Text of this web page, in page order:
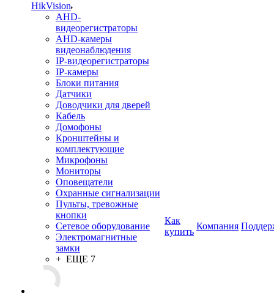
HikVision
AHD-
видеорегистраторы
AHD-камеры
видеонаблюдения
IP-видеорегистраторы
IP-камеры
Блоки питания
Датчики
Доводчики для дверей
Кабель
Домофоны
Кронштейны и
комплектующие
Микрофоны
Мониторы
Оповещатели
Охранные сигнализации
Пульты, тревожные
кнопки
Сетевое оборудование
Электромагнитные
замки
+ ЕЩЕ 7
Как
купить
Компания